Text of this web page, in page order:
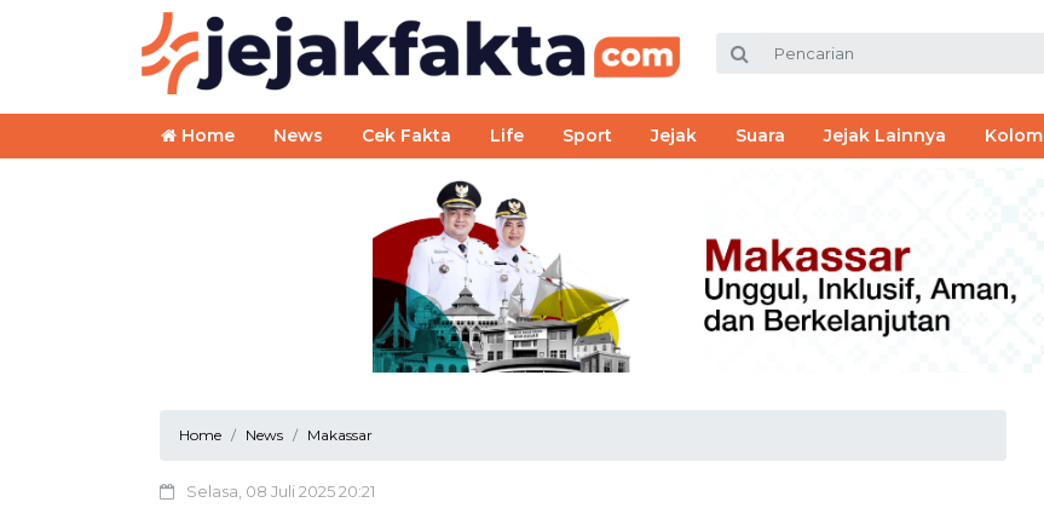
Home News Cek Fakta Life Sport Jejak Suara Jejak Lainnya Kolom
Home News Makassar
Selasa, 08 Juli 2025 20:21